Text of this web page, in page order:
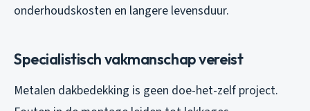
onderhoudskosten en langere levensduur.
Specialistisch vakmanschap vereist
Metalen dakbedekking is geen doe-het-zelf project.